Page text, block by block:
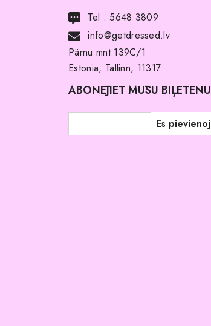
Tel :5648 3809
info@getdressed.lv
Pärnu mnt 139C/1
Estonia, Tallinn, 11317
ABONĒJIET MŪSU BIĻETENU